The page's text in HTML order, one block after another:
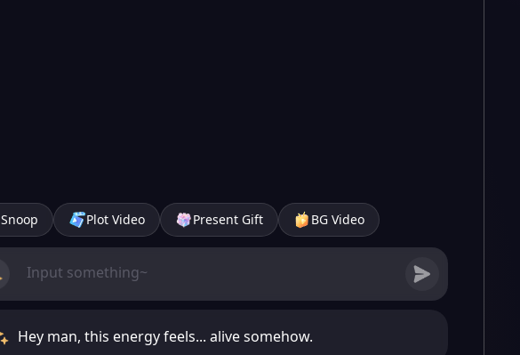
Snoop Plot Video Present Gift BG Video
Hey man, this energy feels... alive somehow.